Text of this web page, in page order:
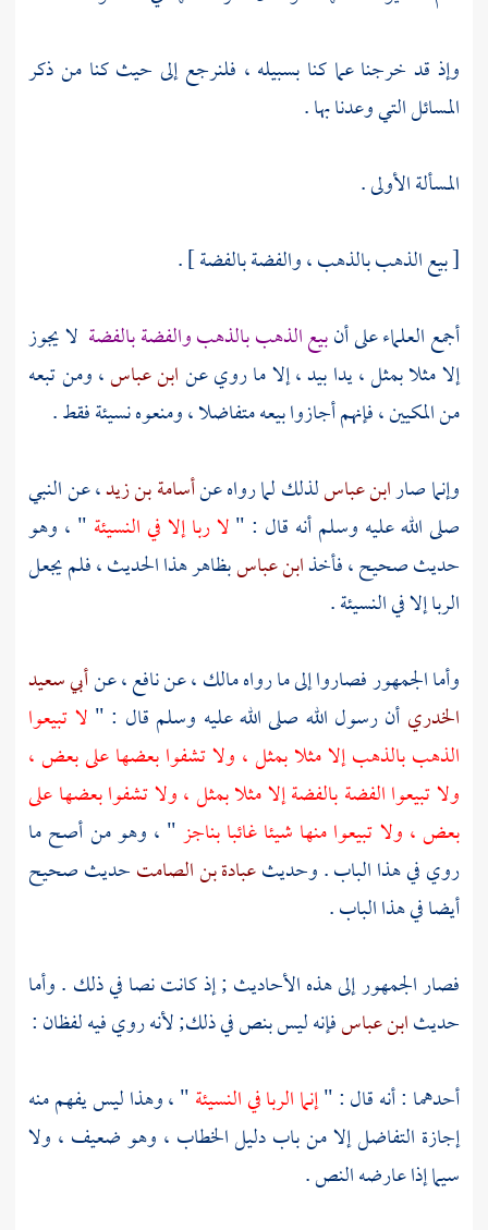
وإذ قد خرجنا عما كنا بسبيله ، فلنرجع إلى حيث كنا من ذكر
المسائل التي وعدنا بها .
المسألة الأولى .
[ بيع الذهب بالذهب ، والفضة بالفضة ] .
أجمع العلماء على أنبيع الذهب بالذهب والفضة بالفضة لا يجوز
إلا مثلا بمثل ، يدا بيد ، إلا ما روي عنابن عباس، ومن تبعه
من المكيين ، فإنهم أجازوا بيعه متفاضلا ، ومنعوه نسيئة فقط .
وإنما صارابن عباسلذلك لما رواه عنأسامة بن زيد، عن النبي
صلى الله عليه وسلم أنه قال : "لا ربا إلا في النسيئة " ، وهو
حديث صحيح ، فأخذابن عباسبظاهر هذا الحديث ، فلم يجعل
الربا إلا في النسيئة .
وأما الجمهور فصاروا إلى ما رواهمالك، عننافع، عنأبي سعيد
الخدري أن رسول الله صلى الله عليه وسلم قال : " لا تبيعوا
الذهب بالذهب إلا مثلا بمثل ، ولا تشفوا بعضها على بعض ،
ولا تبيعوا الفضة بالفضة إلا مثلا بمثل ، ولا تشفوا بعضها على
بعض ، ولا تبيعوا منها شيئا غائبا بناجز" ، وهو من أصح ما
روي في هذا الباب . وحديثعبادة بن الصامتحديث صحيح
أيضا في هذا الباب .
فصار الجمهور إلى هذه الأحاديث ; إذ كانت نصا في ذلك . وأما
حديثابن عباسفإنه ليس بنص في ذلك; لأنه روي فيه لفظان :
أحدهما : أنه قال : "إنما الربا في النسيئة" ، وهذا ليس يفهم منه
إجازة التفاضل إلا من باب دليل الخطاب ، وهو ضعيف ، ولا
سيما إذا عارضه النص .